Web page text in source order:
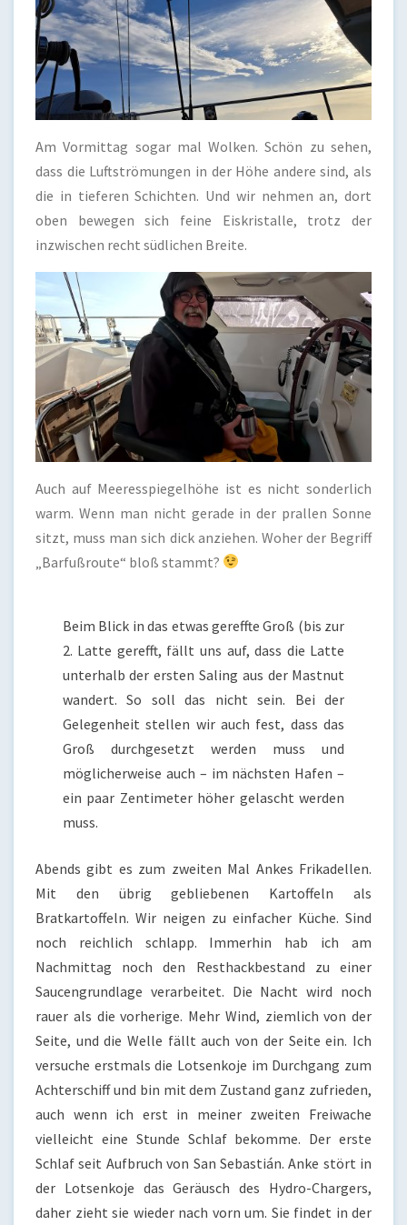
Am Vormittag sogar mal Wolken. Schön zu sehen,
dass die Luftströmungen in der Höhe andere sind, als
die in tieferen Schichten. Und wir nehmen an, dort
oben bewegen sich feine Eiskristalle, trotz der
inzwischen recht südlichen Breite.
Auch auf Meeresspiegelhöhe ist es nicht sonderlich
warm. Wenn man nicht gerade in der prallen Sonne
sitzt, muss man sich dick anziehen. Woher der Begriff
„Barfußroute“ bloß stammt?
Beim Blick in das etwas gereffte Groß (bis zur
2. Latte gerefft, fällt uns auf, dass die Latte
unterhalb der ersten Saling aus der Mastnut
wandert. So soll das nicht sein. Bei der
Gelegenheit stellen wir auch fest, dass das
Groß durchgesetzt werden muss und
möglicherweise auch – im nächsten Hafen –
ein paar Zentimeter höher gelascht werden
muss.
Abends gibt es zum zweiten Mal Ankes Frikadellen.
Mit den übrig gebliebenen Kartoffeln als
Bratkartoffeln. Wir neigen zu einfacher Küche. Sind
noch reichlich schlapp. Immerhin hab ich am
Nachmittag noch den Resthackbestand zu einer
Saucengrundlage verarbeitet. Die Nacht wird noch
rauer als die vorherige. Mehr Wind, ziemlich von der
Seite, und die Welle fällt auch von der Seite ein. Ich
versuche erstmals die Lotsenkoje im Durchgang zum
Achterschiff und bin mit dem Zustand ganz zufrieden,
auch wenn ich erst in meiner zweiten Freiwache
vielleicht eine Stunde Schlaf bekomme. Der erste
Schlaf seit Aufbruch von San Sebastián. Anke stört in
der Lotsenkoje das Geräusch des Hydro-Chargers,
daher zieht sie wieder nach vorn um. Sie findet in der